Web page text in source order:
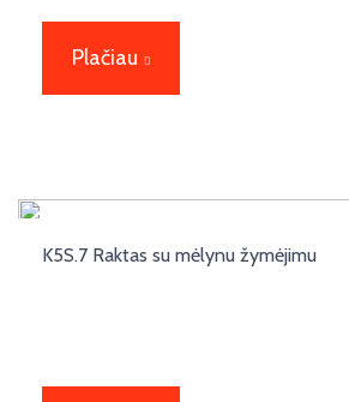
Plačiau
K5S.7 Raktas su mėlynu žymėjimu